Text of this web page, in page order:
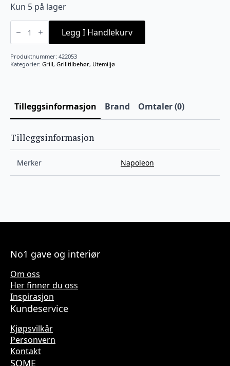
Kun 5 på lager
Grillpensel
rustfritt
Napoleon
antall
Legg I Handlekurv
Produktnummer: 422053
Kategorier: Grill, Grilltilbehør, Utemiljø
Tilleggsinformasjon Brand Omtaler (0)
Tilleggsinformasjon
Merker Napoleon
No1 gave og interiør
Om oss
Her finner du oss
Inspirasjon
Kundeservice
Kjøpsvilkår
Personvern
Kontakt
SOME